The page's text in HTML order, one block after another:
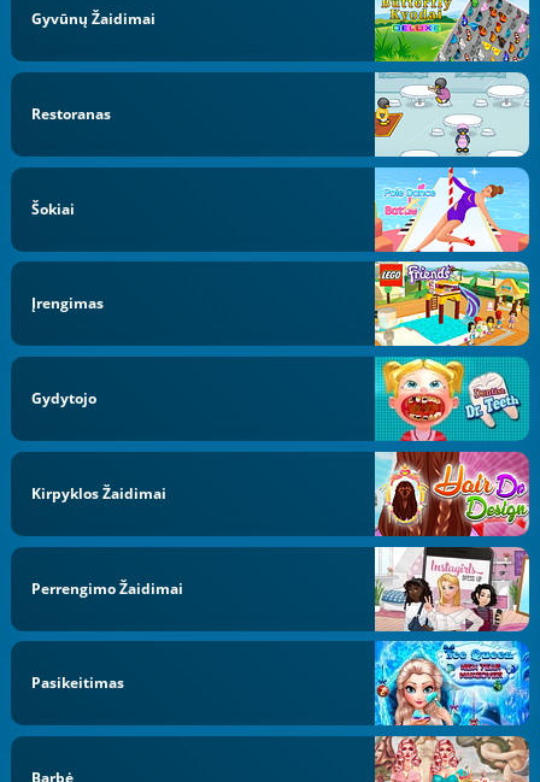
Gyvūnų Žaidimai
Restoranas
Šokiai
Įrengimas
Gydytojo
Kirpyklos Žaidimai
Perrengimo Žaidimai
Pasikeitimas
Barbė